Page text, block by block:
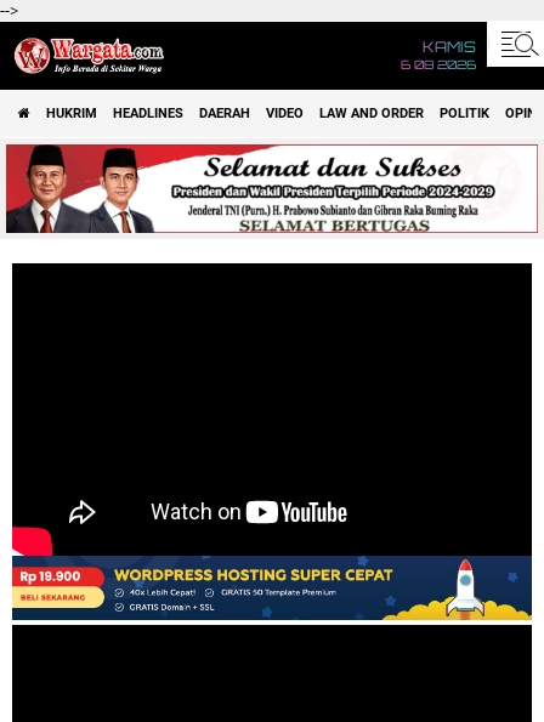
-->
KAMIS
6 08 2026
HUKRIM HEADLINES DAERAH VIDEO LAW AND ORDER POLITIK OPINI